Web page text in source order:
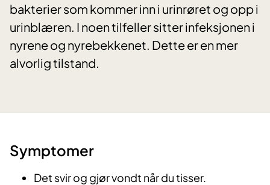
bakterier som kommer inn i urinrøret og opp i
urinblæren. I noen tilfeller sitter infeksjonen i
nyrene og nyrebekkenet. Dette er en mer
alvorlig tilstand.
​Symptomer
Det svir og gjør vondt når du tisser.